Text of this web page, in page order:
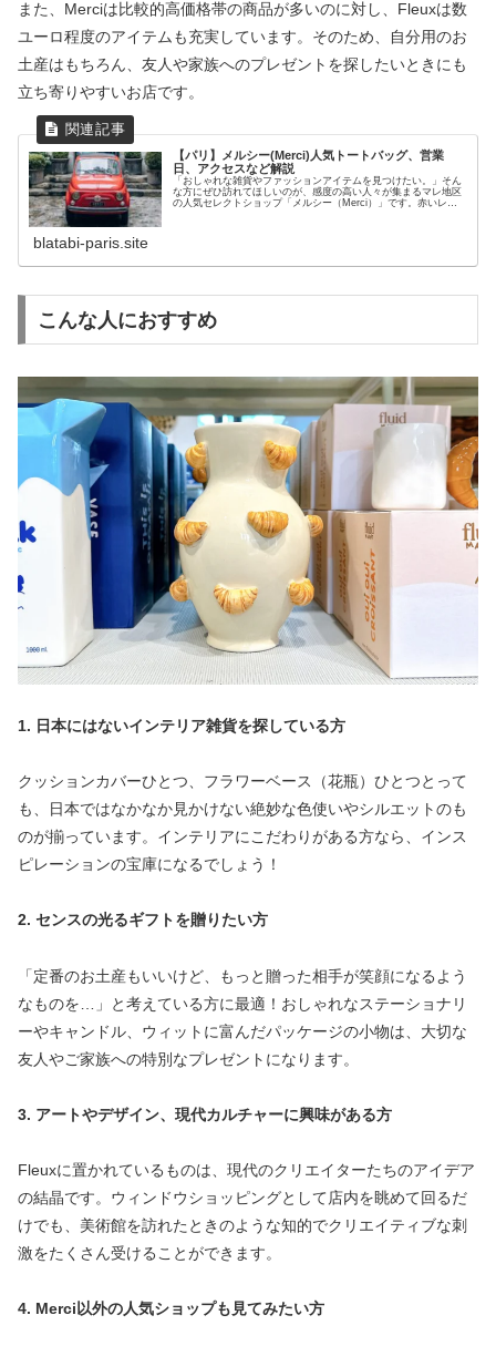
また、Merciは比較的高価格帯の商品が多いのに対し、Fleuxは数
ユーロ程度のアイテムも充実しています。そのため、自分用のお
土産はもちろん、友人や家族へのプレゼントを探したいときにも
立ち寄りやすいお店です。
【パリ】メルシー(Merci)人気トートバッグ、営業
日、アクセスなど解説
「おしゃれな雑貨やファッションアイテムを見つけたい。」そん
な方にぜひ訪れてほしいのが、感度の高い人々が集まるマレ地区
の人気セレクトショップ「メルシー（Merci）」です。赤いレト
blatabi-paris.site
こんな人におすすめ
1. 日本にはないインテリア雑貨を探している方
クッションカバーひとつ、フラワーベース（花瓶）ひとつとって
も、日本ではなかなか見かけない絶妙な色使いやシルエットのも
のが揃っています。インテリアにこだわりがある方なら、インス
ピレーションの宝庫になるでしょう！
2. センスの光るギフトを贈りたい方
「定番のお土産もいいけど、もっと贈った相手が笑顔になるよう
なものを…」と考えている方に最適！おしゃれなステーショナリ
ーやキャンドル、ウィットに富んだパッケージの小物は、大切な
友人やご家族への特別なプレゼントになります。
3. アートやデザイン、現代カルチャーに興味がある方
Fleuxに置かれているものは、現代のクリエイターたちのアイデア
の結晶です。ウィンドウショッピングとして店内を眺めて回るだ
けでも、美術館を訪れたときのような知的でクリエイティブな刺
激をたくさん受けることができます。
4. Merci以外の人気ショップも見てみたい方